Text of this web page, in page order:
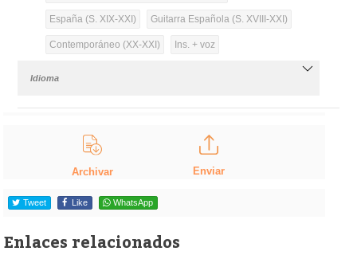
España (S. XIX-XXI) Guitarra Española (S. XVIII-XXI)
Contemporáneo (XX-XXI) Ins. + voz
Idioma
Archivar Enviar
Tweet Like WhatsApp
Enlaces relacionados